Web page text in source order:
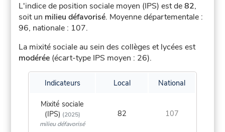
L'indice de position sociale moyen (IPS) est de82,
soit un milieu défavorisé. Moyenne départementale :
96, nationale : 107.
La mixité sociale au sein des collèges et lycées est
modérée (écart-type IPS moyen : 26).
Indicateurs Local National
Mixité sociale
(IPS) (2025)
milieu défavorisé
82 107